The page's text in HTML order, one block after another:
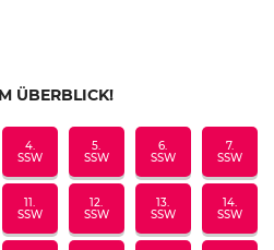
ÜBERBLICK!
4.
SSW
5.
SSW
6.
SSW
7.
SSW
11.
SSW
12.
SSW
13.
SSW
14.
SSW